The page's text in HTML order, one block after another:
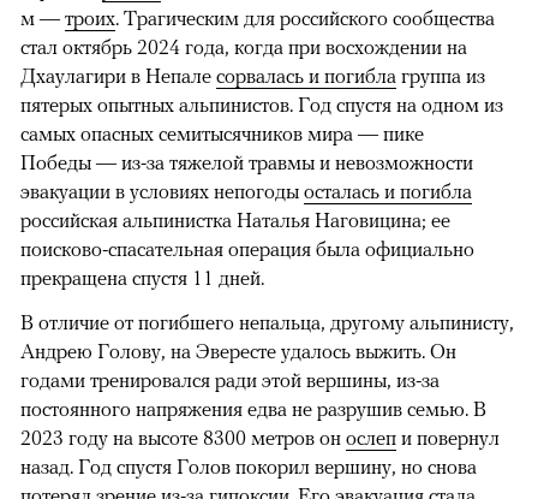
м — троих. Трагическим для российского сообщества
стал октябрь 2024 года, когда при восхождении на
Дхаулагири в Непале сорвалась и погибла группа из
пятерых опытных альпинистов. Год спустя на одном из
самых опасных семитысячников мира — пике
Победы — из-за тяжелой травмы и невозможности
эвакуации в условиях непогоды осталась и погибла
российская альпинистка Наталья Наговицина; ее
поисково-спасательная операция была официально
прекращена спустя 11 дней.
В отличие от погибшего непальца, другому альпинисту,
Андрею Голову, на Эвересте удалось выжить. Он
годами тренировался ради этой вершины, из-за
постоянного напряжения едва не разрушив семью. В
2023 году на высоте 8300 метров он ослеп и повернул
назад. Год спустя Голов покорил вершину, но снова